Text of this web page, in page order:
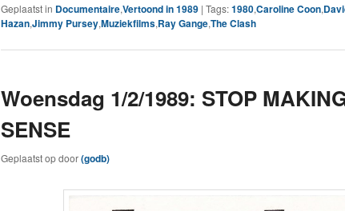
Geplaatst in Documentaire,Vertoond in 1989 | Tags:1980,Caroline Coon,
Hazan,Jimmy Pursey,Muziekfilms,Ray Gange,The Clash
Woensdag 1/2/1989: STOP
SENSE
Geplaatst opdoor(godb)